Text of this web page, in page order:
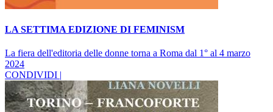
LA SETTIMA EDIZIONE DI FEMINISM
La fiera dell'editoria delle donne torna a Roma dal 1° al 4 marzo
2024
CONDIVIDI |